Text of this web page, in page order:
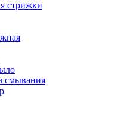
стрижки
cмывания